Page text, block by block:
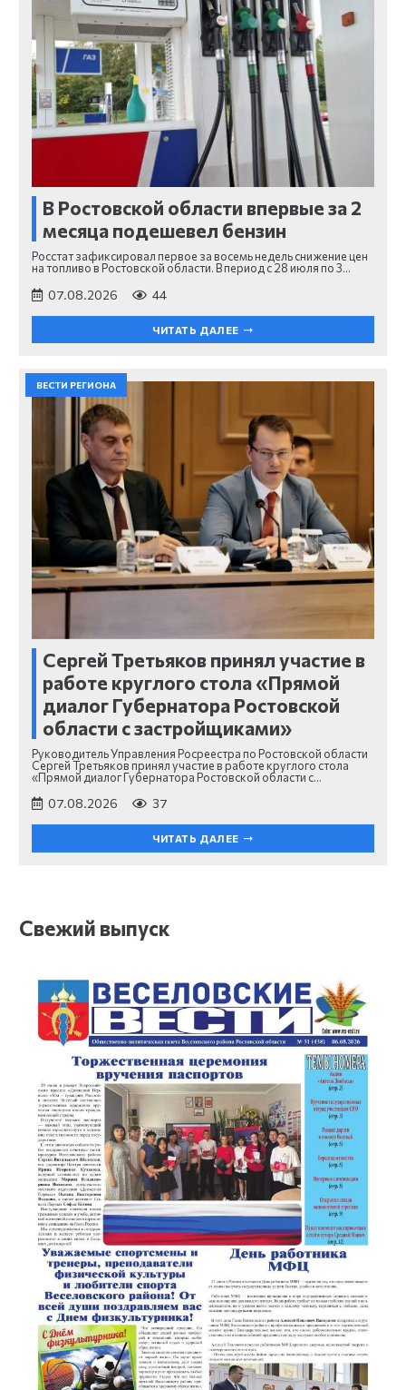
В Ростовской области впервые за 2
месяца подешевел бензин
Росстат зафиксировал первое за восемь недель снижение цен
на топливо в Ростовской области. В период с 28 июля по 3…
07.08.2026 44
ЧИТАТЬ ДАЛЕЕ
ВЕСТИ РЕГИОНА
Сергей Третьяков принял участие в
работе круглого стола «Прямой
диалог Губернатора Ростовской
области с застройщиками»
Руководитель Управления Росреестра по Ростовской области
Сергей Третьяков принял участие в работе круглого стола
«Прямой диалог Губернатора Ростовской области с…
07.08.2026 37
ЧИТАТЬ ДАЛЕЕ
Свежий выпуск